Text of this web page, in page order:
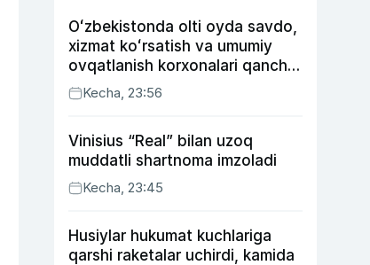
Oʻzbekistonda olti oyda savdo,
xizmat koʻrsatish va umumiy
ovqatlanish korxonalari qancha
soliq toʻlagani ochiqlandi
Kecha, 23:56
Vinisius “Real” bilan uzoq
muddatli shartnoma imzoladi
Kecha, 23:45
Husiylar hukumat kuchlariga
qarshi raketalar uchirdi, kamida